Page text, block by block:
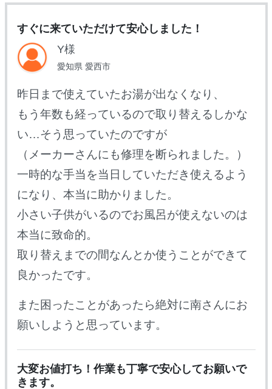
すぐに来ていただけて安心しました！
Y様
愛知県 愛西市
昨日まで使えていたお湯が出なくなり、
もう年数も経っているので取り替えるしかな
い…そう思っていたのですが
（メーカーさんにも修理を断られました。）
一時的な手当を当日していただき使えるよう
になり、本当に助かりました。
小さい子供がいるのでお風呂が使えないのは
本当に致命的。
取り替えまでの間なんとか使うことができて
良かったです。
また困ったことがあったら絶対に南さんにお
願いしようと思っています。
大変お値打ち！作業も丁寧で安心してお願いで
きます。